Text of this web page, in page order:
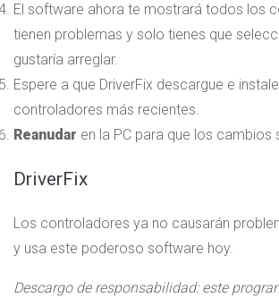
El software ahora te mostrará todos los
tienen problemas y solo tienes que
gustaría arreglar.
Espere a que DriverFix descargue e
controladores más recientes.
Reanudar en la PC para que los cambios
DriverFix
Los controladores ya no causarán
y usa este poderoso software hoy.
Descargo de responsabilidad: este